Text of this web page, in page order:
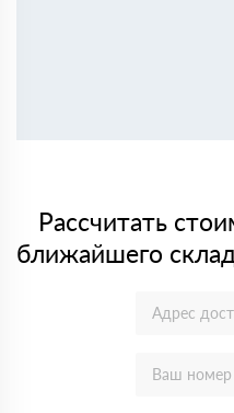
Рассчитать
ближайшего